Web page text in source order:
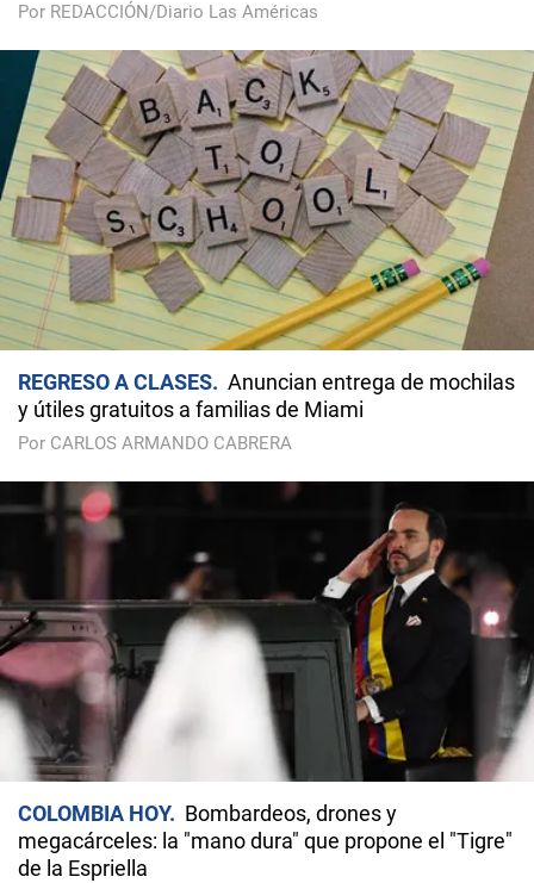
Por REDACCIÓN/Diario Las Américas
REGRESO A CLASES
Anuncian entrega de mochilas
y útiles gratuitos a familias de Miami
Por CARLOS ARMANDO CABRERA
COLOMBIA HOY
Bombardeos, drones y
megacárceles: la "mano dura" que propone el "Tigre"
de la Espriella